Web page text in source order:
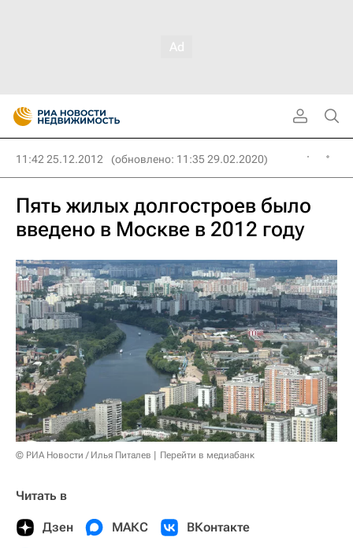
11:42 25.12.2012 (обновлено: 11:35 29.02.2020)
Пять жилых долгостроев было
введено в Москве в 2012 году
© РИА Новости / Илья Питалев Перейти в медиабанк
Читать в
Дзен МАКС ВКонтакте